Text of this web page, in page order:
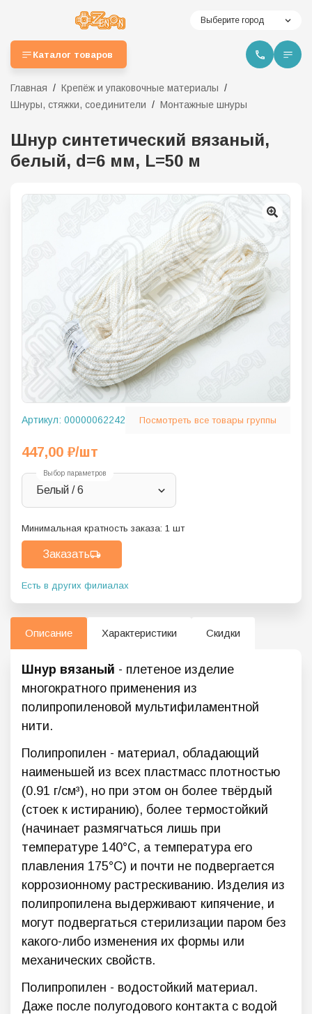
Выберите город
Каталог товаров
Главная
Крепёж и упаковочные материалы
Шнуры, стяжки, соединители
Монтажные шнуры
Шнур синтетический вязаный,
белый, d=6 мм, L=50 м
Артикул: 00000062242 Посмотреть все товары группы
447,00 ₽/шт
Выбор параметров
Белый / 6
Минимальная кратность заказа: 1 шт
Заказать
Есть в других филиалах
Описание Характеристики Скидки
Шнур вязаный - плетеное изделие
многократного применения из
полипропиленовой мультифиламентной
нити.
Полипропилен - материал, обладающий
наименьшей из всех пластмасс плотностью
(0.91 г/см³), но при этом он более твёрдый
(стоек к истиранию), более термостойкий
(начинает размягчаться лишь при
температуре 140°C, а температура его
плавления 175°C) и почти не подвергается
коррозионному растрескиванию. Изделия из
полипропилена выдерживают кипячение, и
могут подвергаться стерилизации паром без
какого-либо изменения их формы или
механических свойств.
Полипропилен - водостойкий материал.
Даже после полугодового контакта с водой